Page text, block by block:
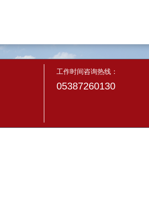
工作时间咨询热线：
05387260130